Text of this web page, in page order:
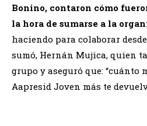
Bonino, contaron cómo
la hora de sumarse a la
haciendo para colaborar
sumó, Hernán Mujica, quien
grupo y aseguró que: “cuánto
Aapresid Joven más te